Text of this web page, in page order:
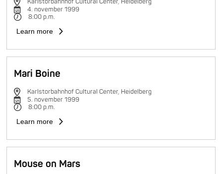
4. november 1999
8:00 p.m.
Learn more
Mari Boine
Karlstorbahnhof Cultural Center, Heidelberg
5. november 1999
8:00 p.m.
Learn more
Mouse on Mars